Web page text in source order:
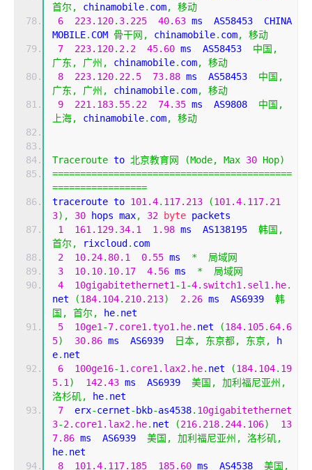
首尔,
chinamobile. com,
移动
6
223.120. 3.225 40.63 ms  AS58453  CHINA
MOBILE. COM 骨干网, chinamobile. com,
移动
7
223.120. 2.2 45.60 ms  AS58453 中国,
广东,
广州, chinamobile. com,
移动
8
223.120. 22.5 73.88 ms  AS58453 中国,
广东,
广州, chinamobile. com,
移动
9
221.183. 55.22 74.35 ms  AS9808 中国,
上海,
chinamobile. com, 移动
Traceroute to 北京教育网 (Mode, Max 30 Hop)
===========================================
=================
traceroute to 101.4. 117.213 (101.4. 117.21
3), 30 hops max, 32 byte packets
1
161.129. 34.1 1.98 ms  AS138195 韩国,
首尔,
rixcloud . com
2
10.24. 80.1 0.55 ms *
局域网
3
10.10. 10.17 4.56 ms *
局域网
4
10gigabitethernet1 -1 -4.switch1.sel1.he.
net
(184.104. 210.213) 2.26 ms  AS6939 韩
国,
首尔, he. net
5
10ge1 -7.core1.tyo1.he. net (184.105. 64.6
5) 30.86 ms  AS6939 日本, 东京都, 东京,
h
e. net
6
100ge16-1.core1.lax2.he. net (184.104. 19
5.1 ) 142.43 ms  AS6939 美国,
加利福尼亚州,
洛杉矶,
he. net
7
  erx
-cernet- bkb-as4538. 10gigabitethernet
3-2.core1.lax2.he. net (216.218. 244.106)
13
7.86 ms  AS6939 美国, 加利福尼亚州,
洛杉矶,
he. net
8
101.4. 117.185 185.60 ms  AS4538 美国,